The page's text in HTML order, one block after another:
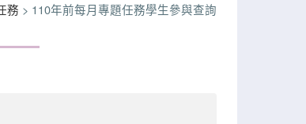
務 > 110年前每月專題任務學生參與查詢